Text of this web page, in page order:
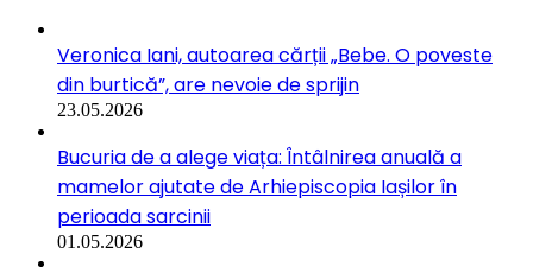
Veronica Iani, autoarea cărții „Bebe. O poveste
din burtică”, are nevoie de sprijin
23.05.2026
Bucuria de a alege viața: Întâlnirea anuală a
mamelor ajutate de Arhiepiscopia Iașilor în
perioada sarcinii
01.05.2026